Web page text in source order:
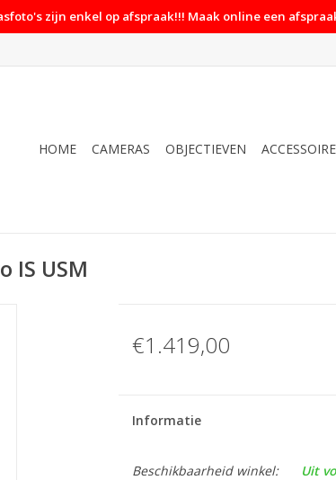
zijn enkel op afspraak!!! Maak online een
HOME CAMERAS OBJECTIEVEN
IS USM
€1.419,00
Informatie
Beschikbaarheid winkel:
Uit